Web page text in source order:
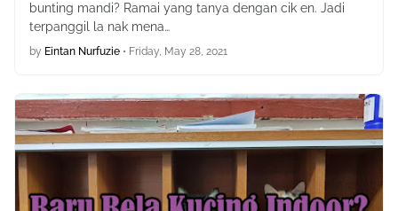
bunting mandi? Ramai yang tanya dengan cik en. Jadi
terpanggil la nak mena…
by Eintan Nurfuzie • Friday, May 28, 2021